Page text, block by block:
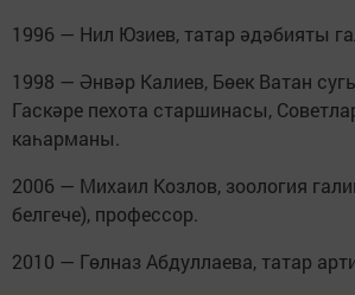
1996 — Нил Юзиев, татар әдәбияты
1998 — Әнвәр Калиев, Бөек Ватан
Гаскәре пехота старшинасы,
каһарманы.
2006 — Михаил Козлов, зоология
белгече), профессор.
2010 — Гөлназ Абдуллаева, татар